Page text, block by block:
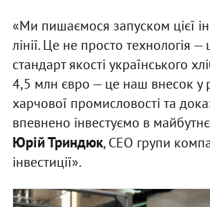
«Ми пишаємося запуском цієї
лінії. Це не просто технологія
стандарт якості українського
4,5 млн євро — це наш внесок у
харчової промисловості та
впевнено інвестуємо в
Юрій Триндюк, CEO групи
інвестиції».